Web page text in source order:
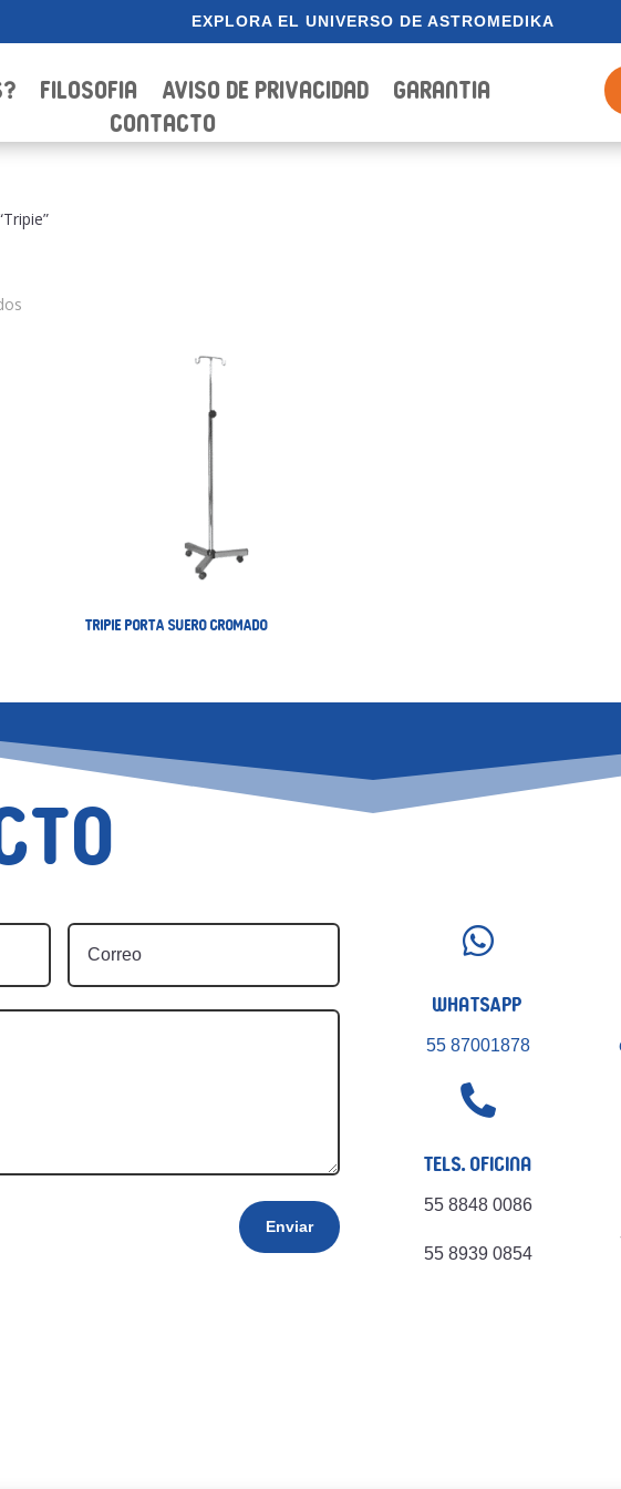
EXPLORA EL UNIVERSO DE ASTROMEDIKA
Filosofia Aviso de Privacidad
Garantia
Contacto
TRIPIE PORTA SUERO CROMADO
Enviar

WhatsApp
55 87001878

Tels. Oficina
55 8848 0086
55 8939 0854